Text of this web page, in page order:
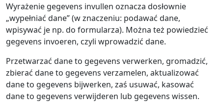
Wyrażenie gegevens invullen oznacza dosłownie
„wypełniać dane” (w znaczeniu: podawać dane,
wpisywać je np. do formularza). Można też powiedzieć
gegevens invoeren, czyli wprowadzić dane.
Przetwarzać dane to gegevens verwerken, gromadzić,
zbierać dane to gegevens verzamelen, aktualizować
dane to gegevens bijwerken, zaś usuwać, kasować
dane to gegevens verwijderen lub gegevens wissen.